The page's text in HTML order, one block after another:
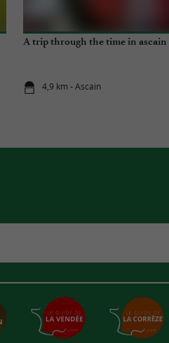
A trip through the time in ascain
4,9 km - Ascain